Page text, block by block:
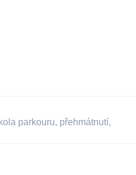
parkouru, přehmátnutí,